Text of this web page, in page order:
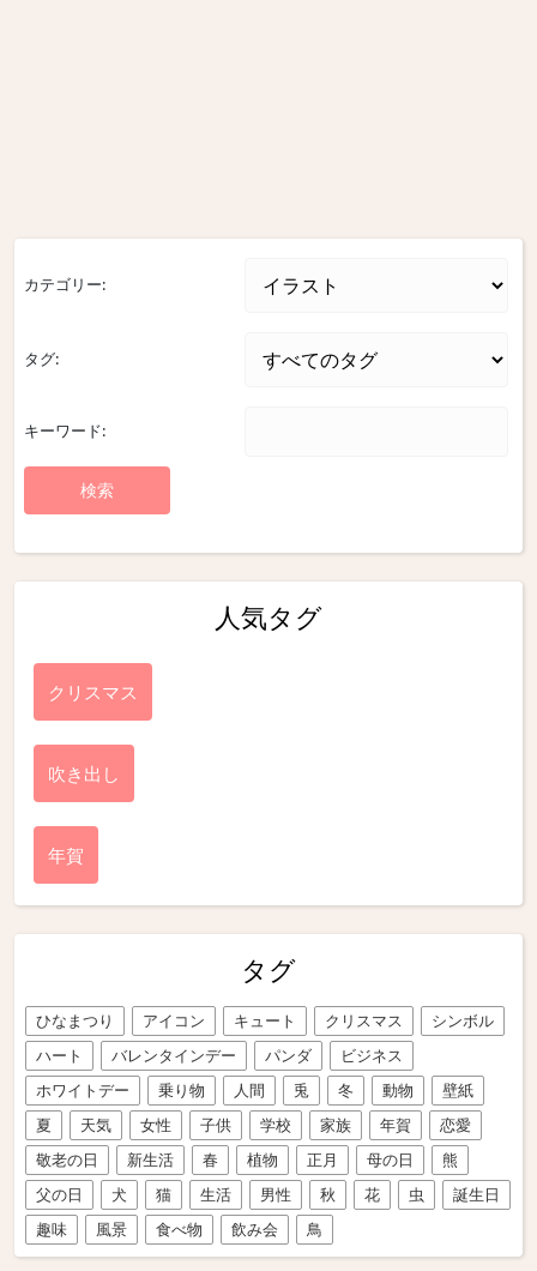
カテゴリー:
タグ:
キーワード:
人気タグ
クリスマス
吹き出し
年賀
タグ
ひなまつり アイコン キュート クリスマス
シンボル
ハート
バレンタインデー パンダ
ビジネス
ホワイトデー
乗り物 人間 兎 冬 動物
壁紙
夏
天気 女性 子供 学校 家族 年賀
恋愛
敬老の日
新生活 春 植物 正月 母の日
熊
父の日
犬 猫 生活 男性 秋 花 虫
誕生日
趣味
風景 食べ物 飲み会 鳥